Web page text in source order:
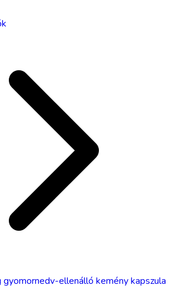
ellenálló kemény kapszula